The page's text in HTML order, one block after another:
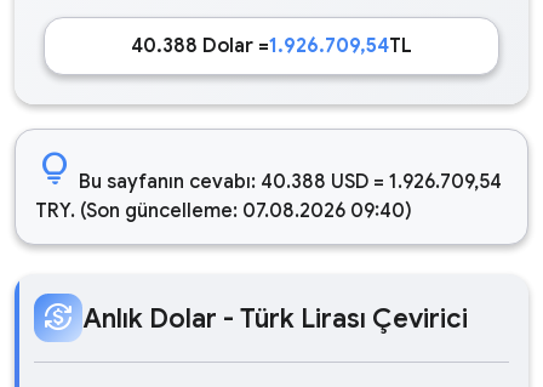
40.388 Dolar =1.926.709,54TL
lightbulb Bu sayfanın cevabı: 40.388 USD = 1.926.709,54
TRY. (Son güncelleme: 07.08.2026 09:40)
currency_exchange Anlık Dolar - Türk Lirası Çevirici